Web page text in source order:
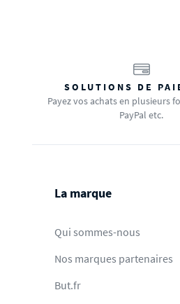
SOLUTIONS DE
Payez vos achats en plusieurs
PayPal etc.
La marque
Qui sommes-nous
Nos marques partenaires
But.fr